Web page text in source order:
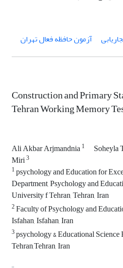
آزمون حافظه فعال تهران
Construction and Primary
Tehran Working Memory
Ali Akbar Arjmandnia1 Soheyla
Miri3
1psychology and Education for
Department, Psychology and
University f Tehran, Tehran, Iran
2Faculty of Psychology and
Isfahan, Isfahan, Iran
3psychology & Educational
Tehran,Tehran, Iran